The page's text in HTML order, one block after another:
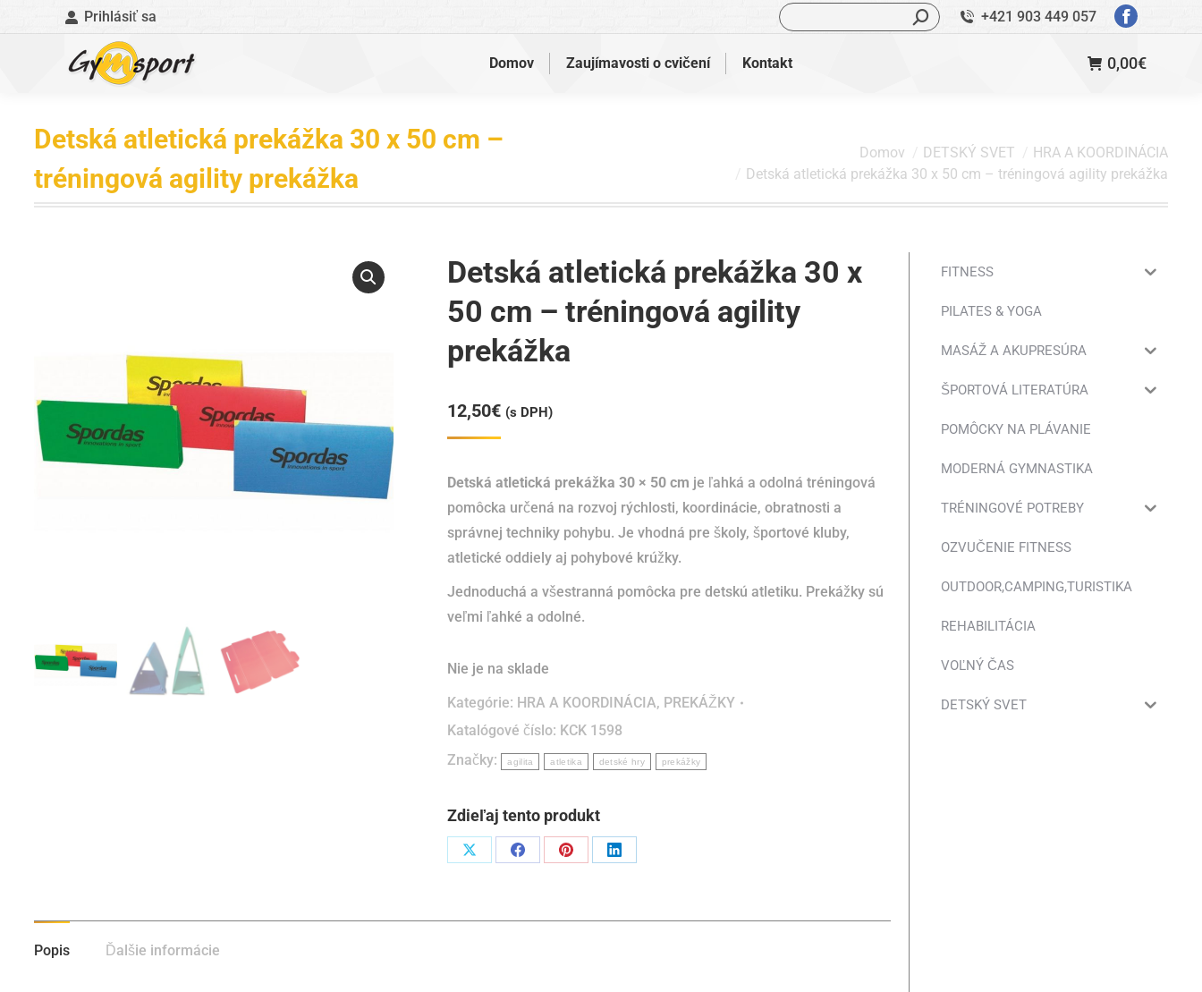
Prihlásiť sa Vyhľadávanie: +421 903 449 057
otvorí
okne
Domov Zaujímavosti o cvičení Kontakt 0,00€
Detská atletická prekážka 30 x 50 cm –
tréningová agility prekážka
Domov DETSKÝ SVET
HRA A KOORDINÁCIA
Detská atletická prekážka 30 x 50 cm – tréningová agility prekážka
Detská atletická prekážka 30 x
50 cm – tréningová agility
prekážka
12,50€ (s DPH)
Detská atletická prekážka 30 × 50 cm je ľahká a odolná tréningová
pomôcka určená na rozvoj rýchlosti, koordinácie, obratnosti a
správnej techniky pohybu. Je vhodná pre školy, športové kluby,
atletické oddiely aj pohybové krúžky.
Jednoduchá a všestranná pomôcka pre detskú atletiku. Prekážky sú
veľmi ľahké a odolné.
Nie je na sklade
Kategórie: HRA A KOORDINÁCIA, PREKÁŽKY
Katalógové číslo: KCK 1598
Značky:
agilita atletika detské hry prekážky
Zdieľaj tento produkt
Podiel Podiel Podiel Podiel
Popis Ďalšie informácie
FITNESS
PILATES & YOGA
MASÁŽ A AKUPRESÚRA
ŠPORTOVÁ LITERATÚRA
POMÔCKY NA PLÁVANIE
MODERNÁ GYMNASTIKA
TRÉNINGOVÉ POTREBY
OZVUČENIE FITNESS
OUTDOOR,CAMPING,TURISTIKA
REHABILITÁCIA
VOĽNÝ ČAS
DETSKÝ SVET